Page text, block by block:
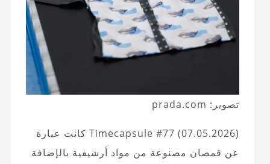
تصوير: prada.com
Timecapsule #77 (07.05.2026) كانت عبارة
عن قمصان مصنوعة من مواد أرشيفية بالإضافة